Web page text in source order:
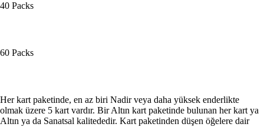
40 Packs
60 Packs
Mevcut eylemler
Her kart paketinde, en az biri Nadir veya daha yüksek enderlikte
olmak üzere 5 kart vardır. Bir Altın kart paketinde bulunan her kart ya
Altın ya da Sanatsal kalitededir. Kart paketinden düşen öğelere dair